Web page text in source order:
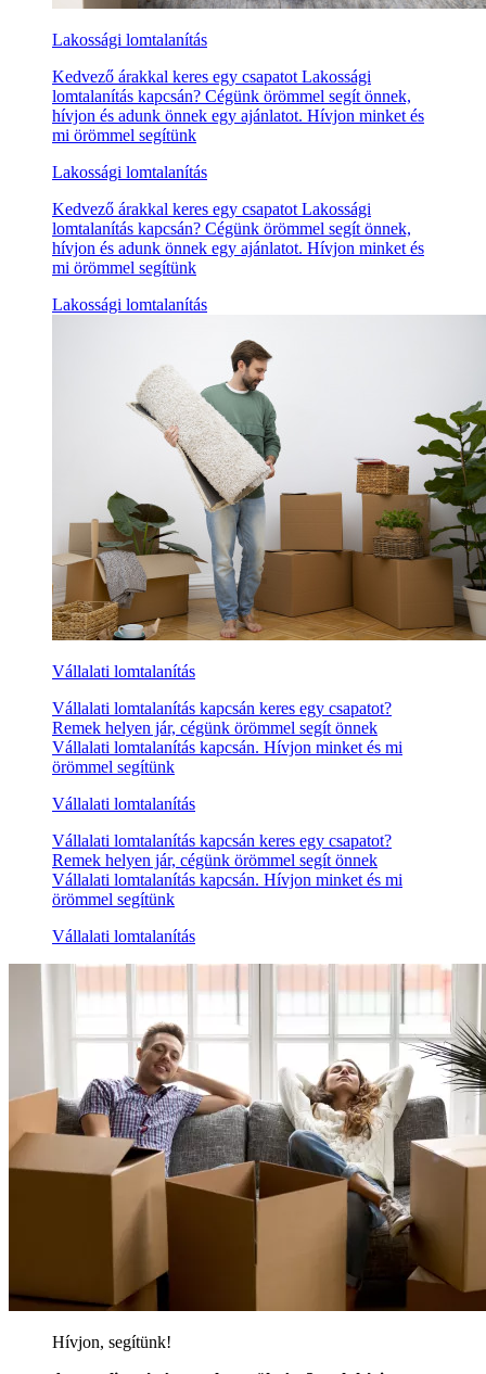
Lakossági lomtalanítás
Kedvező árakkal keres egy csapatot Lakossági
lomtalanítás kapcsán? Cégünk örömmel segít önnek,
hívjon és adunk önnek egy ajánlatot. Hívjon minket és
mi örömmel segítünk
Lakossági lomtalanítás
Kedvező árakkal keres egy csapatot Lakossági
lomtalanítás kapcsán? Cégünk örömmel segít önnek,
hívjon és adunk önnek egy ajánlatot. Hívjon minket és
mi örömmel segítünk
Lakossági lomtalanítás
Vállalati lomtalanítás
Vállalati lomtalanítás kapcsán keres egy csapatot?
Remek helyen jár, cégünk örömmel segít önnek
Vállalati lomtalanítás kapcsán. Hívjon minket és mi
örömmel segítünk
Vállalati lomtalanítás
Vállalati lomtalanítás kapcsán keres egy csapatot?
Remek helyen jár, cégünk örömmel segít önnek
Vállalati lomtalanítás kapcsán. Hívjon minket és mi
örömmel segítünk
Vállalati lomtalanítás
Hívjon, segítünk!